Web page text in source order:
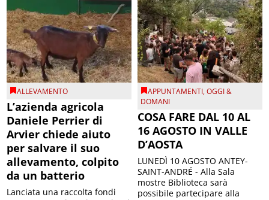
ALLEVAMENTO
L’azienda agricola
Daniele Perrier di
Arvier chiede aiuto
per salvare il suo
allevamento, colpito
da un batterio
Lanciata una raccolta fondi
APPUNTAMENTI,OGGI &
DOMANI
COSA FARE DAL 10 AL
16 AGOSTO IN VALLE
D’AOSTA
LUNEDÌ 10 AGOSTO ANTEY-
SAINT-ANDRÉ - Alla Sala
mostre Biblioteca sarà
possibile partecipare alla